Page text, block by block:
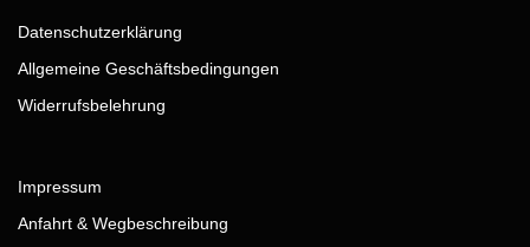
Datenschutzerklärung
Allgemeine Geschäftsbedingungen
Widerrufsbelehrung
Impressum
Anfahrt & Wegbeschreibung